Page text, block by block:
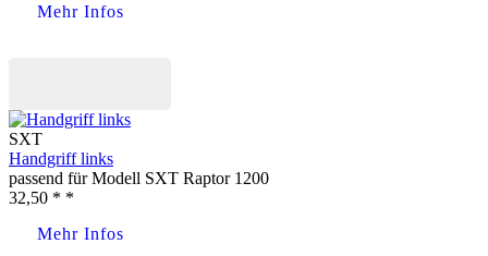
Mehr Infos
SXT
Handgriff links
passend für Modell SXT Raptor 1200
32,50 * *
Mehr Infos